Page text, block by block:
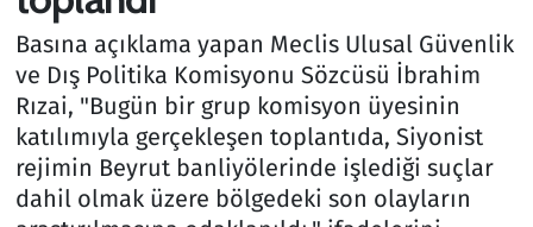
Basına açıklama yapan Meclis Ulusal Güvenlik
ve Dış Politika Komisyonu Sözcüsü İbrahim
Rızai, "Bugün bir grup komisyon üyesinin
katılımıyla gerçekleşen toplantıda, Siyonist
rejimin Beyrut banliyölerinde işlediği suçlar
dahil olmak üzere bölgedeki son olayların
Memur ve Kamu
Otomobil
Oyun
Ramazan